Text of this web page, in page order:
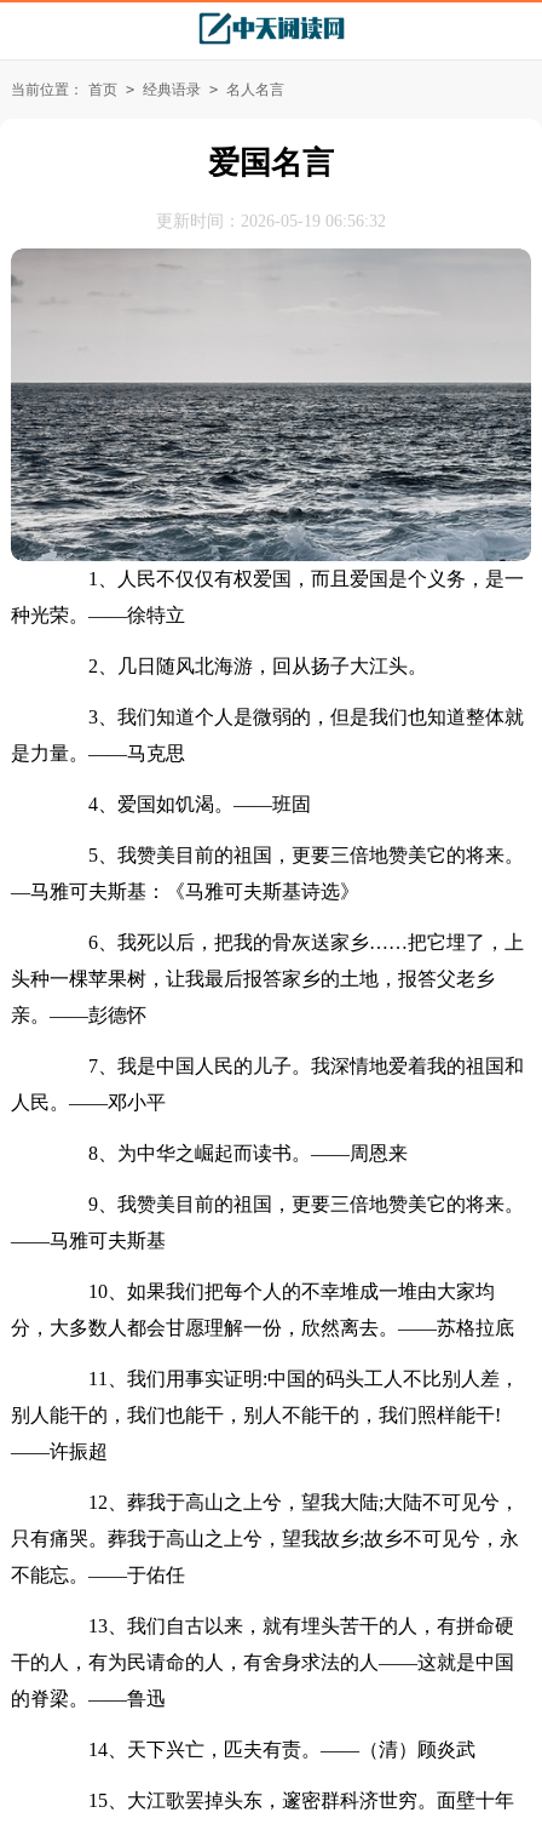
当前位置： 首页 > 经典语录 > 名人名言
爱国名言
更新时间：2026-05-19 06:56:32
1、人民不仅仅有权爱国，而且爱国是个义务，是一
种光荣。——徐特立
2、几日随风北海游，回从扬子大江头。
3、我们知道个人是微弱的，但是我们也知道整体就
是力量。——马克思
4、爱国如饥渴。——班固
5、我赞美目前的祖国，更要三倍地赞美它的将来。
—马雅可夫斯基：《马雅可夫斯基诗选》
6、我死以后，把我的骨灰送家乡……把它埋了，上
头种一棵苹果树，让我最后报答家乡的土地，报答父老乡
亲。——彭德怀
7、我是中国人民的儿子。我深情地爱着我的祖国和
人民。——邓小平
8、为中华之崛起而读书。——周恩来
9、我赞美目前的祖国，更要三倍地赞美它的将来。
——马雅可夫斯基
10、如果我们把每个人的不幸堆成一堆由大家均
分，大多数人都会甘愿理解一份，欣然离去。——苏格拉底
11、我们用事实证明:中国的码头工人不比别人差，
别人能干的，我们也能干，别人不能干的，我们照样能干!
——许振超
12、葬我于高山之上兮，望我大陆;大陆不可见兮，
只有痛哭。葬我于高山之上兮，望我故乡;故乡不可见兮，永
不能忘。——于佑任
13、我们自古以来，就有埋头苦干的人，有拼命硬
干的人，有为民请命的人，有舍身求法的人——这就是中国
的脊梁。——鲁迅
14、天下兴亡，匹夫有责。——（清）顾炎武
15、大江歌罢掉头东，邃密群科济世穷。面壁十年